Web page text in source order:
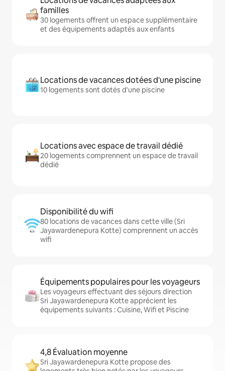
familles
30 logements offrent un espace supplémentaire
et des équipements adaptés aux enfants
Locations de vacances dotées d'une piscine
10 logements sont dotés d'une piscine
Locations avec espace de travail dédié
20 logements comprennent un espace de travail
dédié
Disponibilité du wifi
80 locations de vacances dans cette ville (Sri
Jayawardenepura Kotte) comprennent un accès
wifi
Équipements populaires pour les voyageurs
Les voyageurs effectuant des séjours direction
Sri Jayawardenepura Kotte apprécient les
équipements suivants : Cuisine, Wifi et Piscine
4,8 Évaluation moyenne
Sri Jayawardenepura Kotte propose des